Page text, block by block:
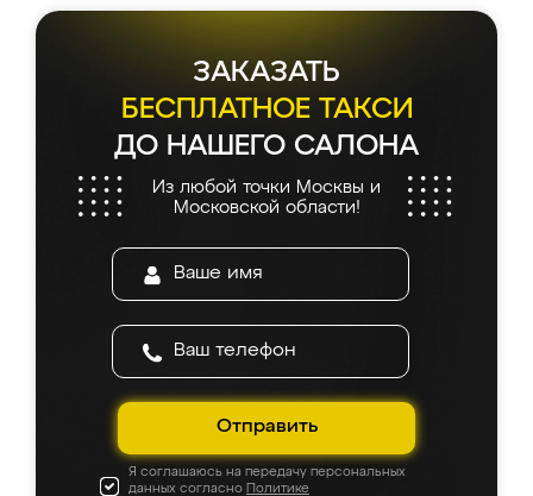
ЗАКАЗАТЬ
БЕСПЛАТНОЕ ТАКСИ
ДО НАШЕГО САЛОНА
Из любой точки Москвы и
Московской области!
Отправить
Я соглашаюсь на передачу персональных
данных согласно Политике